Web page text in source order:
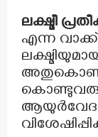
ലക്ഷ്മീ
എന്ന
അതുകൊണ്ട്
ആയുർവേദ